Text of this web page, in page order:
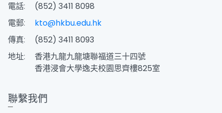
電話:
(852) 3411 8098
電郵:
kto@hkbu.edu.hk
傳真:
(852) 3411 8093
地址:
香港九龍九龍塘聯福道三十四號
香港浸會大學逸夫校園思齊樓825室
聯繫我們